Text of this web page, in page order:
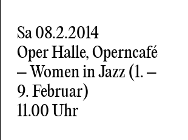
Sa08.2.2014
Oper Halle, Operncafé
– Women in Jazz (1. –
9. Februar)
11.00 Uhr